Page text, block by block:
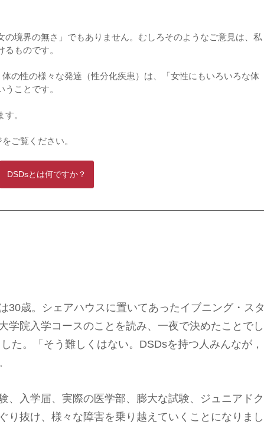
境界の無さ」でもありません。むしろそのようなご意見は、私
ものです。
の性の様々な発達（性分化疾患）は、「女性にもいろいろな体
ことです。
。
ご覧ください。
DSDsとは何ですか？
歳。シェアハウスに置いてあったイブニング・スタ
学院入学コースのことを読み、一夜で決めたことでし
た。「そう難しくはない。DSDsを持つ人みんなが，
入学届、実際の医学部、膨大な試験、ジュニアドク
り抜け、様々な障害を乗り越えていくことになりまし